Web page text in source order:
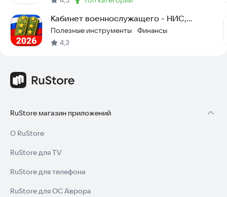
Метка:
Кабинет военнослужащего - НИС,
выплаты, ДД, пенсия
Полезные инструменты · Финансы
4,3
RuStore магазин приложений
О RuStore
RuStore для TV
RuStore для телефона
RuStore для ОС Аврора